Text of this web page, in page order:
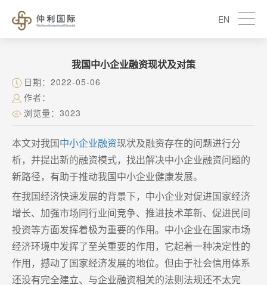
EN
我国中小企业融资现状及对策
日期：2022-05-06
作者：
浏览量：3023
本文对我国中小企业融资现状及融资存在的问题进行分
析，并提出新的融资模式，找出解决中小企业融资问题的
新路径，有助于推动我国中小企业健康发展。
在我国经济快速发展的背景下，中小企业对促进国家经济
增长、加强市场同行业间竞争、推进技术革新、促进民间
投资等方面发挥着极为重要的作用。中小企业在国家市场
经济环境中发挥了至关重要的作用，它起着一种决定性的
作用，撼动了国家经济发展的地位。但由于社会信用体系
还没有完全建立、与企业融资相关的法则法规还不太完